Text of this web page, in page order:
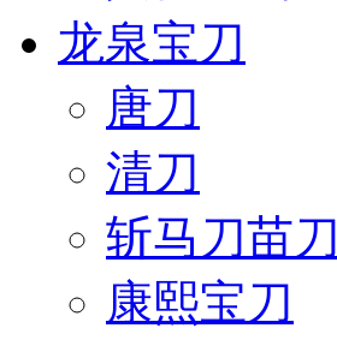
龙泉宝刀
唐刀
清刀
斩马刀苗刀
康熙宝刀